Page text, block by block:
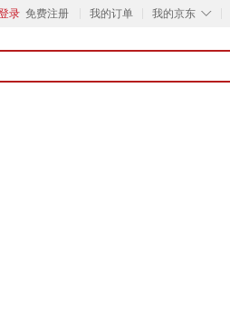
录 免费注册 我的订单 ◇
我的京东